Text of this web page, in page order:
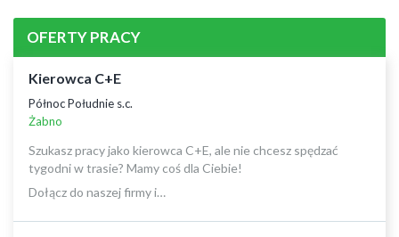
OFERTY PRACY
Kierowca C+E
Północ Południe s.c.
Żabno
Szukasz pracy jako kierowca C+E, ale nie chcesz spędzać
tygodni w trasie? Mamy coś dla Ciebie!
Dołącz do naszej firmy i…